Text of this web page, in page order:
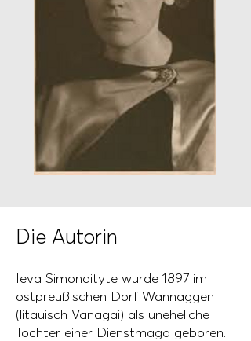
Die Autorin
Ieva Simonaitytė wurde 1897 im
ostpreußischen Dorf Wannaggen
(litauisch Vanagai) als uneheliche
Tochter einer Dienstmagd geboren.